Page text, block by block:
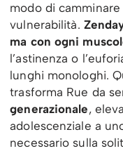
modo di camminare
vulnerabilità.
ma con ogni
l’astinenza o
lunghi monologhi.
trasforma Rue da
generazionale,
adolescenziale a
necessario sulla